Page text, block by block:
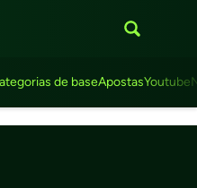
de baseApostasYoutube